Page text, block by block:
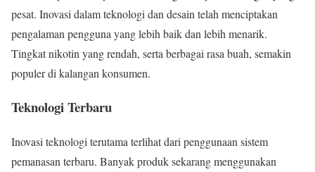
pesat. Inovasi dalam teknologi dan desain telah menciptakan
pengalaman pengguna yang lebih baik dan lebih menarik.
Tingkat nikotin yang rendah, serta berbagai rasa buah, semakin
populer di kalangan konsumen.
Teknologi Terbaru
Inovasi teknologi terutama terlihat dari penggunaan sistem
pemanasan terbaru. Banyak produk sekarang menggunakan